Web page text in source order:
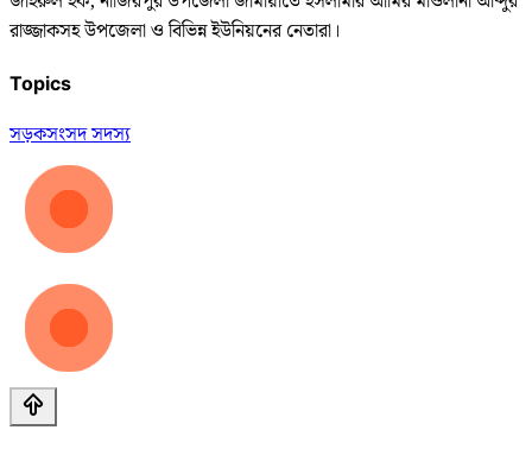
রাজ্জাকসহ উপজেলা ও বিভিন্ন ইউনিয়নের নেতারা।
Topics
সড়কসংসদ সদস্য